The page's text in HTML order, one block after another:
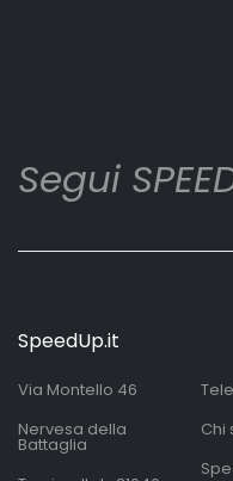
Segui
SpeedUp.it
Via Montello 46
Nervesa della
Battaglia
Chi